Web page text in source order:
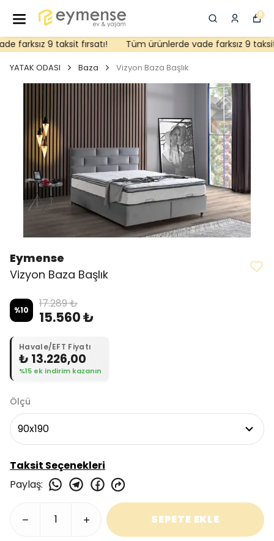
0
farksız 9 taksit fırsatı! Tüm ürünlerde vade farksız 9 taksit
YATAK ODASI Baza Vizyon Baza Başlık
Eymense
Vizyon Baza Başlık
%10 17.289 ₺
15.560 ₺
Havale/EFT Fiyatı
₺ 13.226,00
%15 ek indirim kazanın
Ölçü
Taksit Seçenekleri
Paylaş:
SEPETE EKLE